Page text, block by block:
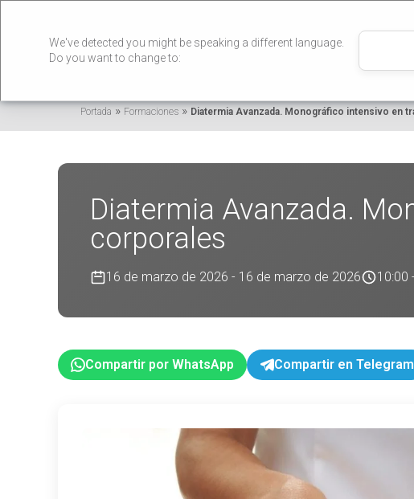
We've detected you might be speaking a different language.
Do you want to change to:
Portada»Formaciones»Diatermia Avanzada. Monográfico intensivo en
Diatermia Avanzada.
corporales
16 de marzo de 2026 - 16 de marzo de 2026 10:00
Compartir por WhatsApp Compartir en Telegram